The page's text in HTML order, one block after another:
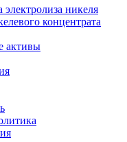
никеля
концентрата
активы